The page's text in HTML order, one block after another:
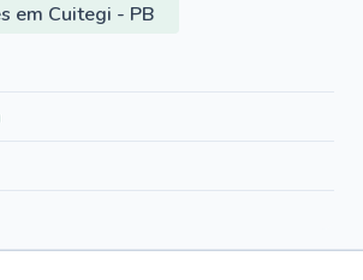
em Cuitegi - PB